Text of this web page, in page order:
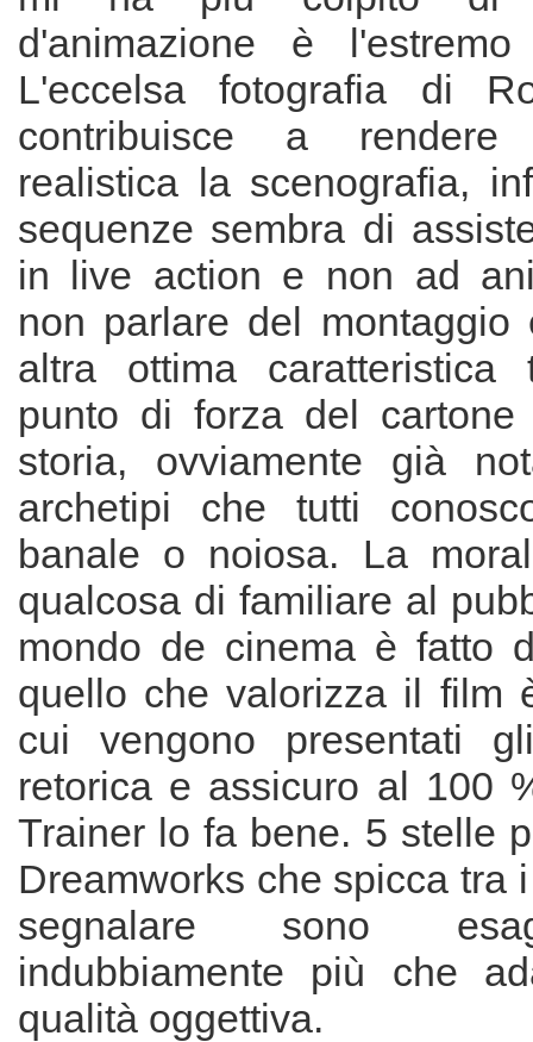
d'animazione è l'estremo
L'eccelsa fotografia di
contribuisce a
realistica la scenografia,
sequenze sembra di
in live action e non ad
non parlare del
altra ottima caratteristica
punto di forza del
storia, ovviamente già
archetipi che tutti
banale o noiosa. La
qualcosa di familiare al
mondo de cinema è fatto
quello che valorizza il film
cui vengono presentati
retorica e assicuro al 100
Trainer lo fa bene. 5 stelle
Dreamworks che spicca tra
segnalare sono
indubbiamente più che
qualità oggettiva.